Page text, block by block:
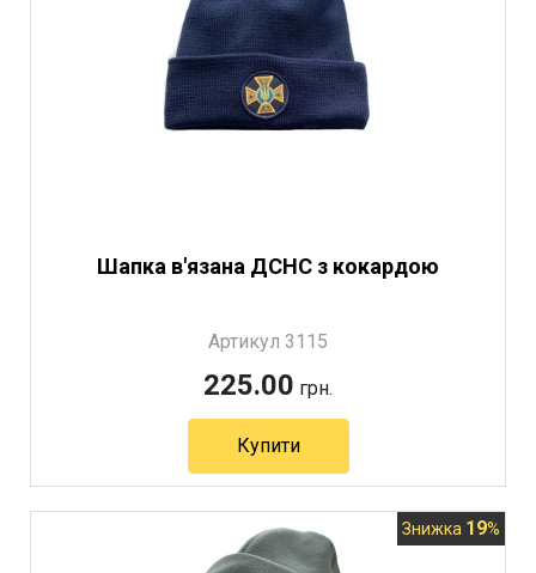
Шапка в'язана ДСНС з кокардою
Артикул 3115
225.00 грн.
Купити
Знижка 19%